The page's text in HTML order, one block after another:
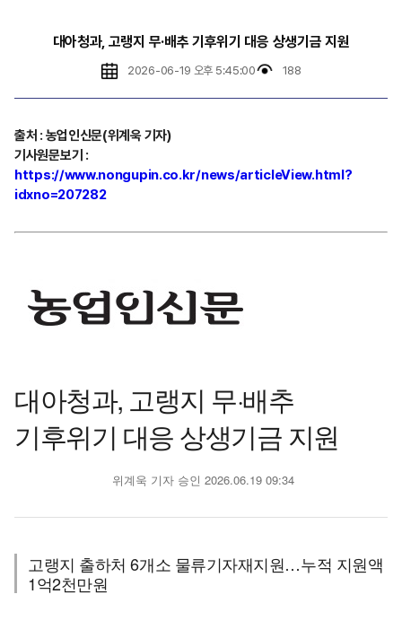
대아청과, 고랭지 무·배추 기후위기 대응 상생기금 지원
2026-06-19 오후 5:45:00 188
출처 : 농업인신문(위계욱 기자)
기사원문보기 :
https://www.nongupin.co.kr/news/articleView.html?
idxno=207282
대아청과, 고랭지 무·배추
기후위기 대응 상생기금 지원
위계욱 기자승인 2026.06.19 09:34
고랭지 출하처 6개소 물류기자재지원…누적 지원액
1억2천만원